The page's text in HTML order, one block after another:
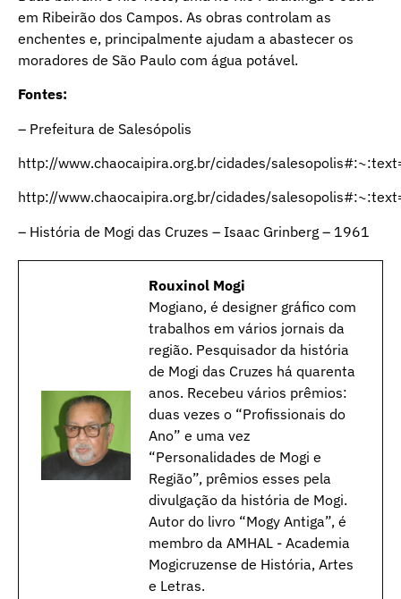
em Ribeirão dos Campos. As obras controlam as
enchentes e, principalmente ajudam a abastecer os
moradores de São Paulo com água potável.
Fontes:
– Prefeitura de Salesópolis
http://www.chaocaipira.org.br/cidades/
http://www.chaocaipira.org.br/cidades/
– História de Mogi das Cruzes – Isaac Grinberg – 1961
Rouxinol Mogi
Mogiano, é designer gráfico com
trabalhos em vários jornais da
região. Pesquisador da história
de Mogi das Cruzes há quarenta
anos. Recebeu vários prêmios:
duas vezes o “Profissionais do
Ano” e uma vez
“Personalidades de Mogi e
Região”, prêmios esses pela
divulgação da história de Mogi.
Autor do livro “Mogy Antiga”, é
membro da AMHAL - Academia
Mogicruzense de História, Artes
e Letras.